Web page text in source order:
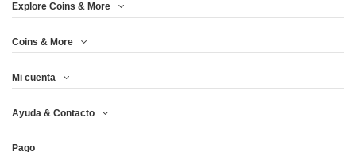
Tirada :
DAY OF...
Explore Coins & More
Coins & More
Mi cuenta
Ayuda & Contacto
Pago